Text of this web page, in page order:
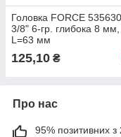
Головка FORCE
3/8" 6-гр. глибока 8 мм,
L=63 мм
125,10 ₴
Про нас
95% позитивних з